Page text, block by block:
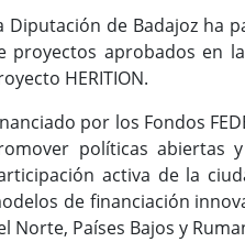
Diputación de Badajoz ha
proyectos aprobados en
HERITION.
por los Fondos
políticas abiertas
activa de la
de financiación
Norte, Países Bajos y